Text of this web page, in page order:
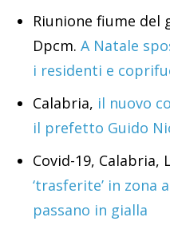
Riunione fiume del
Dpcm. A Natale
i residenti e
Calabria, il nuovo
il prefetto Guido
Covid-19, Calabria,
‘trasferite’ in zona
passano in gialla